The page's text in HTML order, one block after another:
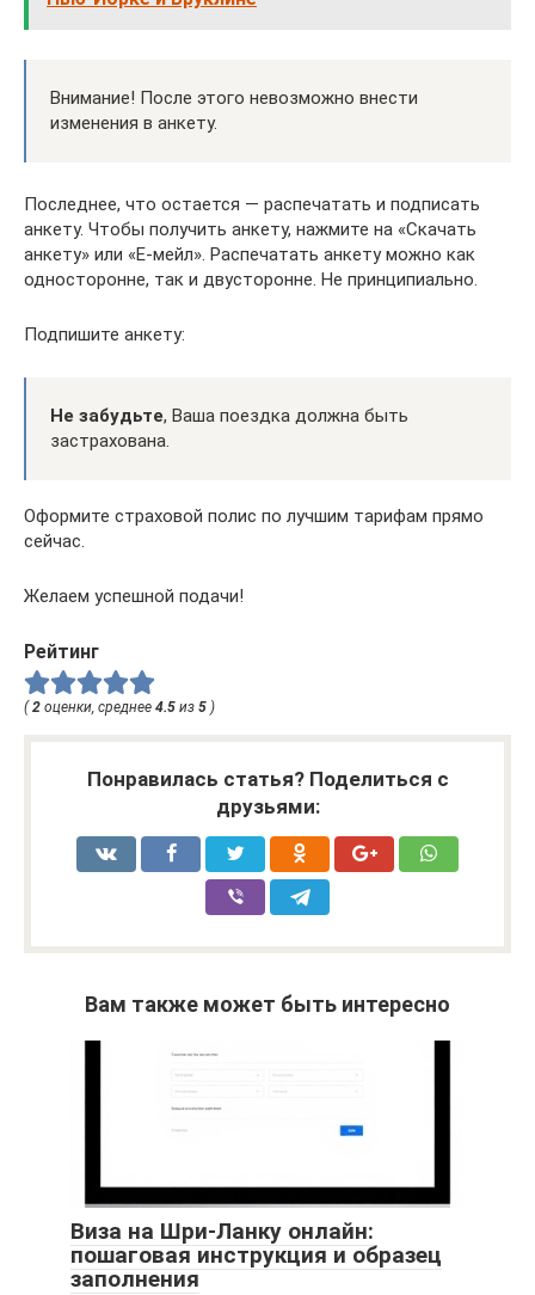
Внимание! После этого невозможно внести
изменения в анкету.
Последнее, что остается — распечатать и подписать
анкету. Чтобы получить анкету, нажмите на «Скачать
анкету» или «Е-мейл». Распечатать анкету можно как
односторонне, так и двусторонне. Не принципиально.
Подпишите анкету:
Не забудьте, Ваша поездка должна быть
застрахована.
Оформите страховой полис по лучшим тарифам прямо
сейчас.
Желаем успешной подачи!
Рейтинг
( 2 оценки, среднее 4.5 из 5 )
Понравилась статья? Поделиться с
друзьями:
Вам также может быть интересно
Виза на Шри-Ланку онлайн:
пошаговая инструкция и образец
заполнения